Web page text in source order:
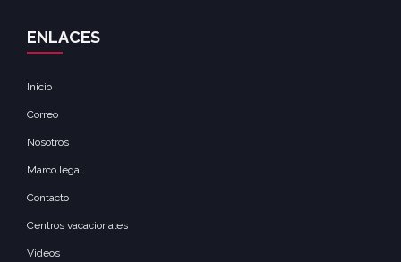
ENLACES
Inicio
Correo
Nosotros
Marco legal
Contacto
Centros vacacionales
Videos